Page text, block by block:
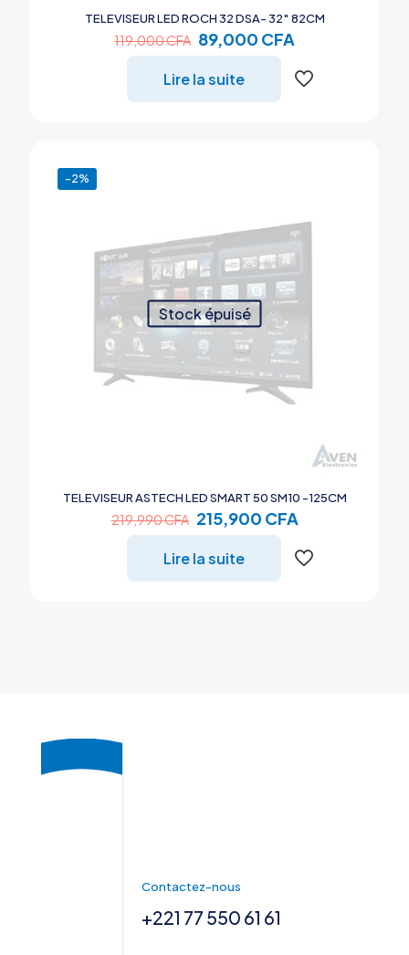
TELEVISEUR LED ROCH 32 DSA- 32″ 82CM
119,000CFA Le
prix
initial
était :
119,000 CFA.
89,000 CFA
actuel
est :
Lire la suite
-2%
Stock épuisé
TELEVISEUR ASTECH LED SMART 50 SM10 -125CM
219,990CFA Le
prix
initial
était :
219,990 CFA.
215,900 CFALe
actuel
est :
Lire la suite
Contactez-nous
+221 77 550 61 61